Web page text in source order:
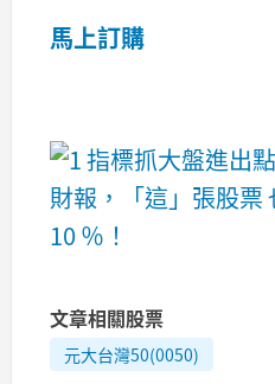
馬上訂購
文章相關股票
元大台灣50(0050)